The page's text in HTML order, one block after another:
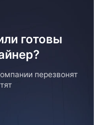
готовы
перезвонят